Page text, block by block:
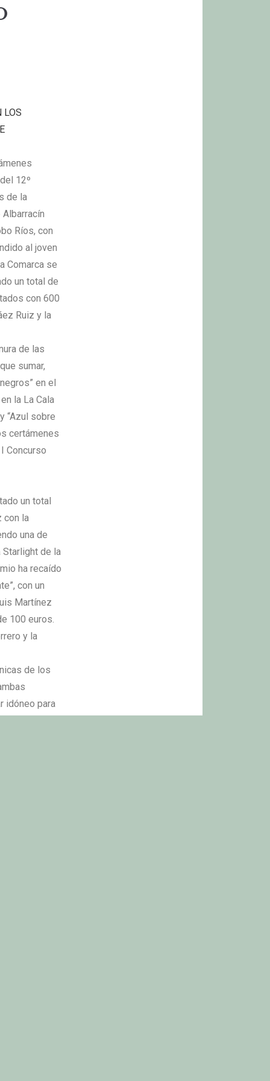
LOS
12º
de la
Ríos, con
al joven
Comarca se
un total de
con 600
Ruiz y la
de las
sumar,
en el
la La Cala
“Azul sobre
certámenes
Concurso
un total
con la
una de
de la
ha recaído
con un
Martínez
100 euros.
y la
de los
idóneo para